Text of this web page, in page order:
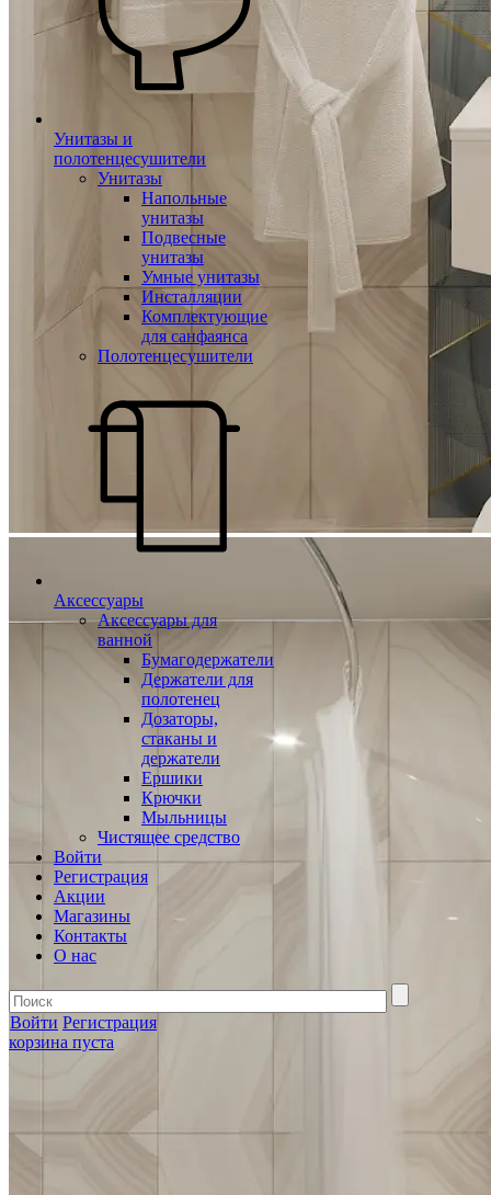
Унитазы и
полотенцесушители
Унитазы
Напольные
унитазы
Подвесные
унитазы
Умные унитазы
Инсталляции
Комплектующие
для санфаянса
Полотенцесушители
Аксессуары
Аксессуары для
ванной
Бумагодержатели
Держатели для
полотенец
Дозаторы,
стаканы и
держатели
Ершики
Крючки
Мыльницы
Чистящее средство
Войти
Регистрация
Акции
Магазины
Контакты
О нас
Войти Регистрация
корзина пуста